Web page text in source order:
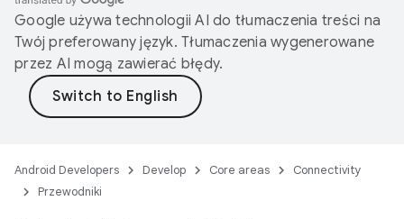
Google używa technologii AI do tłumaczenia treści na
Twój preferowany język. Tłumaczenia wygenerowane
przez AI mogą zawierać błędy.
Android Developers Develop Core areas
Connectivity
Przewodniki